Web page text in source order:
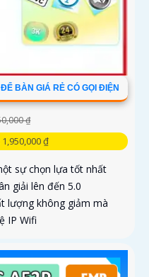
BÀN GIÁ RẺ CÓ GỌI ĐIỆN
₫
₫
sự chọn lựa tốt nhất
giải lên đến 5.0
lượng không giảm mà
IP Wifi